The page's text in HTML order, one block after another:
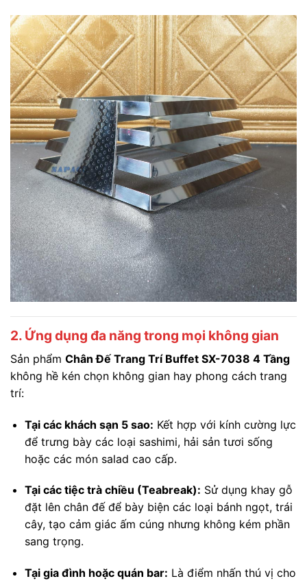
2. Ứng dụng đa năng trong mọi không gian
Sản phẩm Chân Đế Trang Trí Buffet SX-7038 4 Tầng
không hề kén chọn không gian hay phong cách trang
trí:
Tại các khách sạn 5 sao: Kết hợp với kính cường lực
để trưng bày các loại sashimi, hải sản tươi sống
hoặc các món salad cao cấp.
Tại các tiệc trà chiều (Teabreak): Sử dụng khay gỗ
đặt lên chân đế để bày biện các loại bánh ngọt, trái
cây, tạo cảm giác ấm cúng nhưng không kém phần
sang trọng.
Tại gia đình hoặc quán bar: Là điểm nhấn thú vị cho